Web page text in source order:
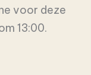
voor deze
13:00.